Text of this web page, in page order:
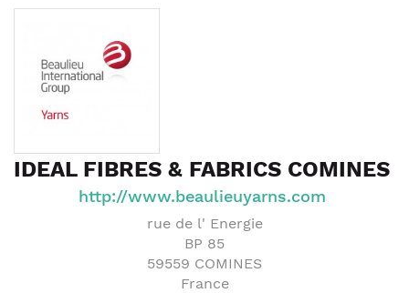
IDEAL FIBRES & FABRICS COMINES
http://www.beaulieuyarns.com
rue de l' Energie
BP 85
59559 COMINES
France